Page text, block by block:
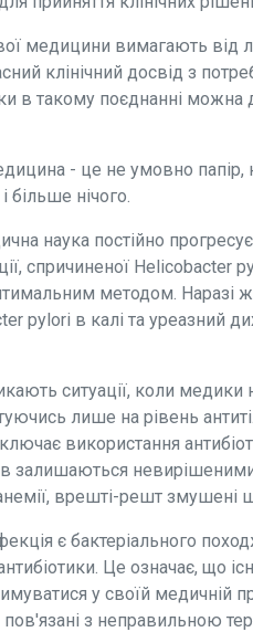
медицини вимагають від
клінічний досвід з
в такому поєднанні
- це не умовно папір,
більше нічого.
наука постійно
спричиненої Helicobacter
методом. Наразі ж
pylori в калі та уреазний
ситуації, коли медики
лише на рівень
використання
залишаються
врешті-решт змушені
є бактеріального
Це означає, що
у своїй медичній
пов'язані з неправильною